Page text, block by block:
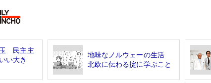
玉 民主主
い大き
地味なノルウェーの生活
北欧に伝わる掟に学ぶこと